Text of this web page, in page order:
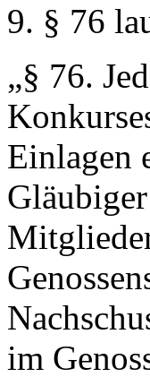
9. § 76
„§ 76.
Einlagen
im